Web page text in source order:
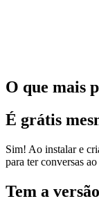
O que mais
É grátis
Sim! Ao instalar e
para ter conversas
Tem a